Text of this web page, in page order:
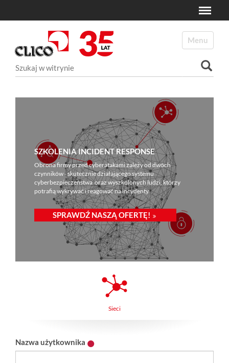
Toggle
SZKOLENIA INCIDENT RESPONSE
Obrona firmy przed cyberatakami zależy od dwóch
czynników - skutecznie działającego systemu
cyberbezpieczeństwa oraz wyszkolonych ludzi, którzy
potrafią wykrywać i reagować na incydenty.
SPRAWDŹ NASZĄ OFERTĘ!
Sieci
Nazwa użytkownika